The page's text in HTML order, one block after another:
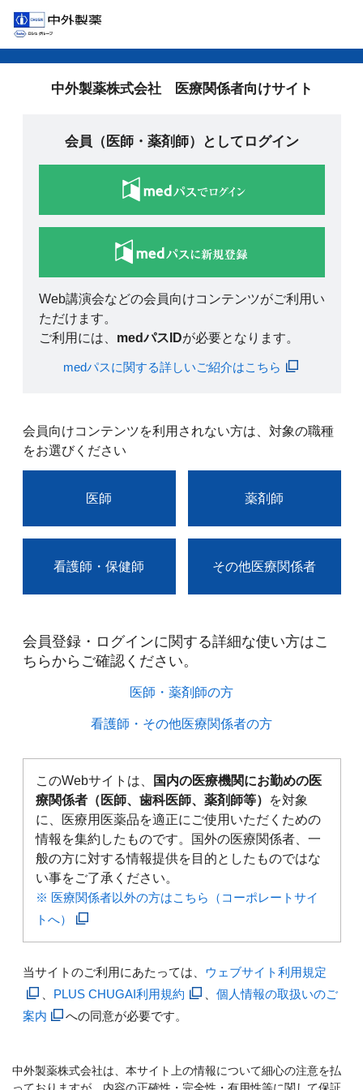
中外製薬株式会社 医療関係者向けサイト
会員（医師・薬剤師）としてログイン
Web講演会などの会員向けコンテンツがご利用い
ただけます。
ご利用には、 medパスIDが必要となります。
medパスに関する詳しいご紹介はこちら
会員向けコンテンツを利用されない方は、対象の職種
をお選びください
医師 薬剤師
看護師・保健師 その他医療関係者
会員登録・ログインに関する詳細な使い方はこ
ちらからご確認ください。​
医師・薬剤師の方​
看護師・その他医療関係者の方​
このWebサイトは、
国内の医療機関にお勤めの医
療関係者（医師、歯科医師、薬剤師等）
を対象
に、医療用医薬品を適正にご使用いただくための
情報を集約したものです。国外の医療関係者、一
般の方に対する情報提供を目的としたものではな
い事をご了承ください。
※ 医療関係者以外の方はこちら（コーポレートサイ
トへ）
当サイトのご利用にあたっては、 ウェブサイト利用規定
PLUS CHUGAI利用規約
個人情報の取扱いのご
案内
への同意が必要です。
中外製薬株式会社は、本サイト上の情報について細心の注意を払
っておりますが、内容の正確性・完全性・有用性等に関して保証